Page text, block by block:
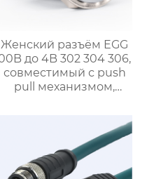
Женский разъём EGG
до 4B 302 304 306,
совместимый с push
pull механизмом,
соединение. Идеален
для промышленных и
медицинских
приложений.